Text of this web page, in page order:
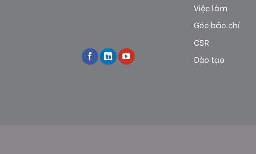
Việc làm
Góc báo chí
CSR
Đào tạo